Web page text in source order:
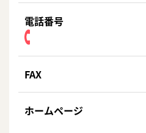
電話番号
FAX
ホームページ